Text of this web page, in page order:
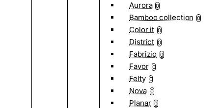
Aurora 0
Bamboo collection 0
Color it 0
District 0
Fabrizio 0
Favor 0
Felty 0
Nova 0
Planar 0